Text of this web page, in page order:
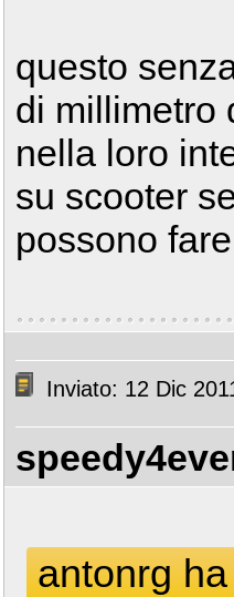
questo
di millimetro
nella loro
su scooter
possono
Inviato: 12 Dic
antonrg